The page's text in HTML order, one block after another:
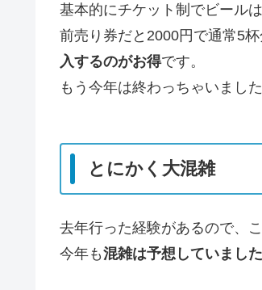
基本的にチケット制でビールは
前売り券だと2000円で通常5
入するのがお得です。
もう今年は終わっちゃいました
とにかく大混雑
去年行った経験があるので、
今年も混雑は予想していまし